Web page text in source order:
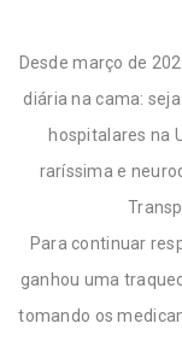
Desde março de
diária na cama:
hospitalares na
raríssima e
Para continuar
ganhou uma
tomando os